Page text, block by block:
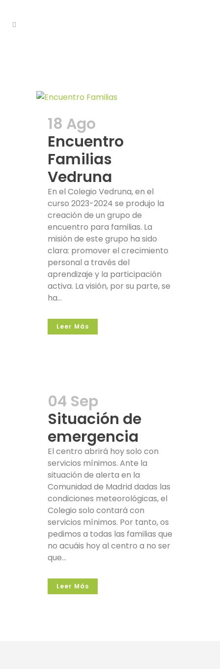
18 Ago
Encuentro
Familias
Vedruna
En el Colegio Vedruna, en el
curso 2023-2024 se produjo la
creación de un grupo de
encuentro para familias. La
misión de este grupo ha sido
clara: promover el crecimiento
personal a través del
aprendizaje y la participación
activa. La visión, por su parte, se
ha...
Leer Más
04 Sep
Situación de
emergencia
El centro abrirá hoy solo con
servicios mínimos. Ante la
situación de alerta en la
Comunidad de Madrid dadas las
condiciones meteorológicas, el
Colegio solo contará con
servicios mínimos. Por tanto, os
pedimos a todas las familias que
no acuáis hoy al centro a no ser
que...
Leer Más